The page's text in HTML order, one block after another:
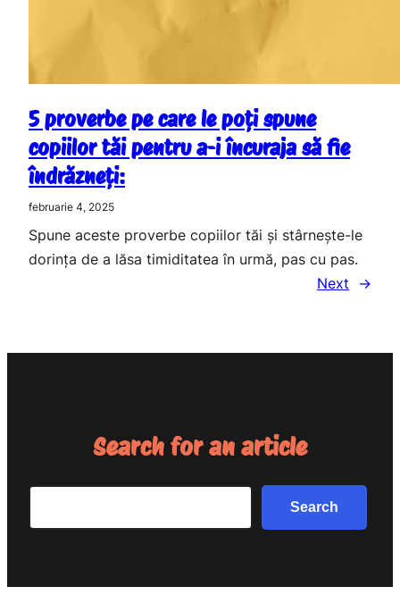
5 proverbe pe care le poți spune
copiilor tăi pentru a-i încuraja să fie
îndrăzneți:
februarie 4, 2025
Spune aceste proverbe copiilor tăi și stârnește-le
dorința de a lăsa timiditatea în urmă, pas cu pas.
Next
→
Search for an article
Search